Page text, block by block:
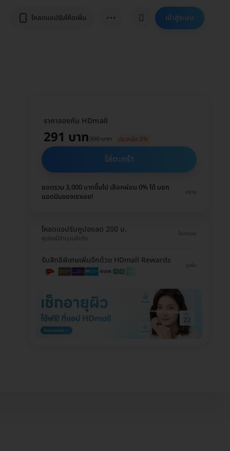
โหลดแอปรับโค้ดเพิ่ม ⋯ เข้าสู่ระบบ
ราคาจองกับ HDmall
291 บาท300 บาท ประหยัด 3%
ใส่ตะกร้า
ยอดรวม 3,000 บาทขึ้นไป เลือกผ่อน 0% ได้ บอก
แอดมินของเราเลย!
ขยาย
โหลดแอปรับคูปองลด 200 บ.
คูปองมีจำนวนจำกัด
โหลดเลย
รับสิทธิพิเศษเพิ่มอีกด้วย HDmall Rewards
ดูเพิ่ม